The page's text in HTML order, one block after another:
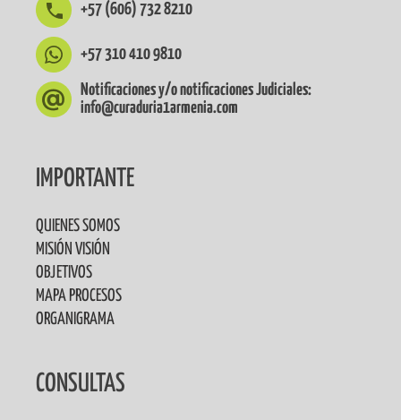
+57 (606) 732 8210
+57 310 410 9810
Notificaciones y/o notificaciones Judiciales:
info@curaduria1armenia.com
IMPORTANTE
QUIENES SOMOS
MISIÓN VISIÓN
OBJETIVOS
MAPA PROCESOS
ORGANIGRAMA
CONSULTAS